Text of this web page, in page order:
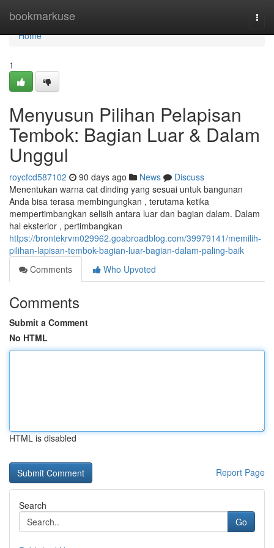
bookmarkuse
Home
Home
1
Menyusun Pilihan Pelapisan
Tembok: Bagian Luar & Dalam
Unggul
roycfcd587102 90 days ago News
Discuss
Menentukan warna cat dinding yang sesuai untuk bangunan
Anda bisa terasa membingungkan , terutama ketika
mempertimbangkan selisih antara luar dan bagian dalam. Dalam
hal eksterior , pertimbangkan
https://brontekrvm029962.goabroadblog.com/39979141/memilih-
pilihan-lapisan-tembok-bagian-luar-bagian-dalam-paling-baik
Comments
Who Upvoted
Comments
Submit a Comment
No HTML
HTML is disabled
Report Page
Search
Go